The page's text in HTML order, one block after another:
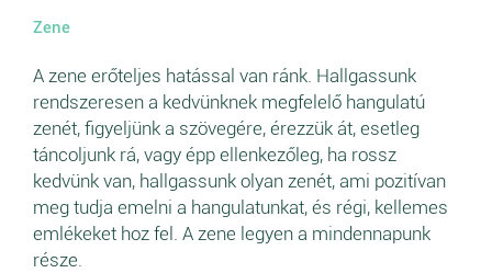
Zene
A zene erőteljes hatással van ránk. Hallgassunk
rendszeresen a kedvünknek megfelelő hangulatú
zenét, figyeljünk a szövegére, érezzük át, esetleg
táncoljunk rá, vagy épp ellenkezőleg, ha rossz
kedvünk van, hallgassunk olyan zenét, ami pozitívan
meg tudja emelni a hangulatunkat, és régi, kellemes
emlékeket hoz fel. A zene legyen a mindennapunk
része.